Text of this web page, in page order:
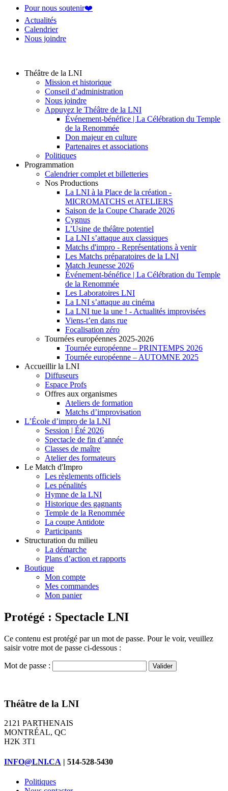
Pour nous soutenir❤️
Actualités
Calendrier
Nous joindre
Théâtre de la LNI
Mission et historique
Conseil d’administration
Nous joindre
Appuyez le Théâtre de la LNI
Événement-bénéfice | La Célébration du Temple
de la Renommée
Don majeur en culture
Partenaires et associations
Politiques
Programmation
Calendrier complet et billetteries
Nos Productions
La LNI à la Place de la création -
MICROMATCHS et ATELIERS
Saison de la Coupe Charade 2026
Cygnus
L’Usine de théâtre potentiel
La LNI s’attaque aux classiques
Matchs d'impro - Représentations à venir
Les Matchs préparatoires de la LNI
Match Jeunesse 2026
Événement-bénéfice | La Célébration du Temple
de la Renommée
Les Laboratoires LNI
La LNI s’attaque au cinéma
La LNI tue la une ! - Actualités improvisées
Viens-t’en dans rue
Focalisation zéro
Tournées européennes 2025-2026
Tournée européenne – PRINTEMPS 2026
Tournée européenne – AUTOMNE 2025
Accueillir la LNI
Diffuseurs
Espace Profs
Offres aux organismes
Ateliers de formation
Matchs d’improvisation
L’École d’impro de la LNI
Session | Été 2026
Spectacle de fin d’année
Classes de maître
Atelier des formateurs
Le Match d'Impro
Les règlements officiels
Les pénalités
Hymne de la LNI
Historique des gagnants
Temple de la Renommée
La coupe Antidote
Participants
Structuration du milieu
La démarche
Plans d’action et rapports
Boutique
Mon compte
Mes commandes
Mon panier
Protégé : Spectacle LNI
Ce contenu est protégé par un mot de passe. Pour le voir, veuillez
saisir votre mot de passe ci-dessous :
Mot de passe :
Théâtre de la LNI
2121 PARTHENAIS
MONTRÉAL, QC
H2K 3T1
INFO@LNI.CA | 514-528-5430
Politiques